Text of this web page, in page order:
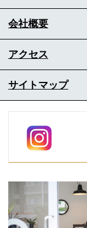
会社概要
アクセス
サイトマップ